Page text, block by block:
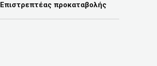
Επιστρεπτέας προκαταβολής